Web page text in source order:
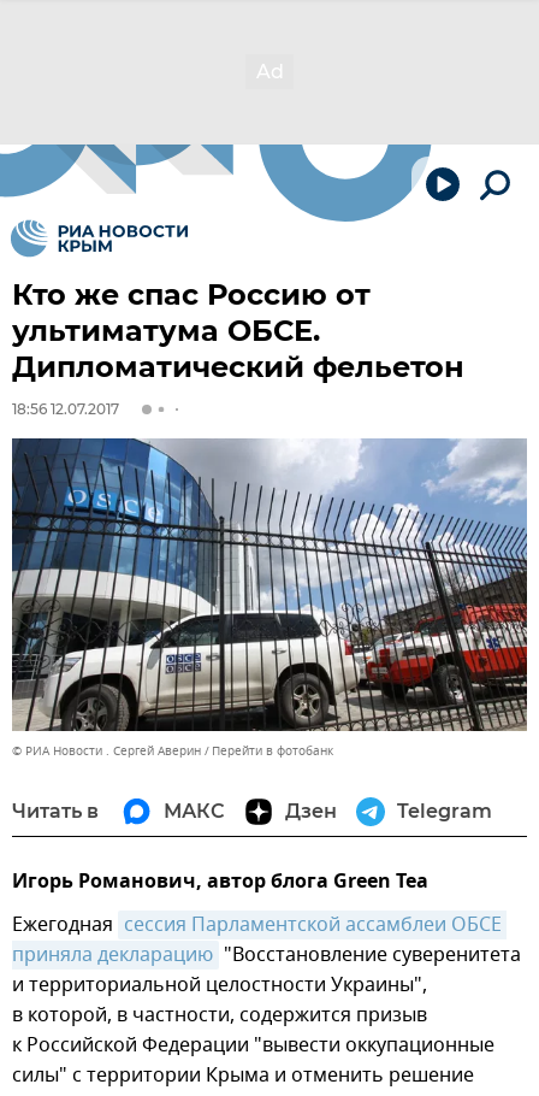
Кто же спас Россию от
ультиматума ОБСЕ.
Дипломатический фельетон
18:56 12.07.2017
© РИА Новости . Сергей Аверин Перейти в фотобанк
Читать в МАКС Дзен Telegram
Игорь Романович, автор блога Green Tea
Ежегодная сессия Парламентской ассамблеи ОБСЕ
приняла декларацию "Восстановление суверенитета
и территориальной целостности Украины",
в которой, в частности, содержится призыв
к Российской Федерации "вывести оккупационные
силы" с территории Крыма и отменить решение